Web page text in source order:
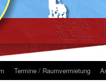
Termine / Raumvermietung